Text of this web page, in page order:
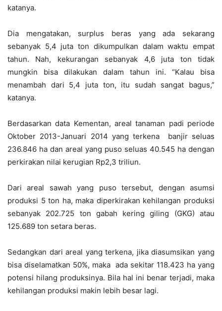
katanya.
Dia mengatakan, surplus beras yang ada sekarang
sebanyak 5,4 juta ton dikumpulkan dalam waktu empat
tahun. Nah, kekurangan sebanyak 4,6 juta ton tidak
mungkin bisa dilakukan dalam tahun ini. “Kalau bisa
menambah dari 5,4 juta ton, itu sudah sangat bagus,”
katanya.
Berdasarkan data Kementan, areal tanaman padi periode
Oktober 2013-Januari 2014 yang terkena banjir seluas
236.846 ha dan areal yang puso seluas 40.545 ha dengan
perkirakan nilai kerugian Rp2,3 triliun.
Dari areal sawah yang puso tersebut, dengan asumsi
produksi 5 ton ha, maka diperkirakan kehilangan produksi
sebanyak 202.725 ton gabah kering giling (GKG) atau
125.689 ton setara beras.
Sedangkan dari areal yang terkena, jika diasumsikan yang
bisa diselamatkan 50%, maka ada sekitar 118.423 ha yang
potensi hilang produksinya. Bila hal ini benar terjadi, maka
kehilangan produksi makin lebih besar lagi.